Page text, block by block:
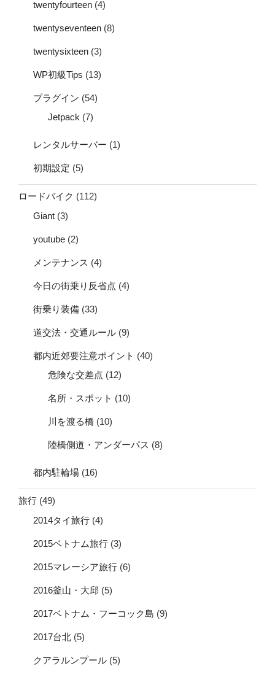
twentyfourteen (4)
twentyseventeen (8)
twentysixteen (3)
WP初級Tips (13)
プラグイン (54)
Jetpack (7)
レンタルサーバー (1)
初期設定 (5)
ロードバイク (112)
Giant (3)
youtube (2)
メンテナンス (4)
今日の街乗り反省点 (4)
街乗り装備 (33)
道交法・交通ルール (9)
都内近郊要注意ポイント (40)
危険な交差点 (12)
名所・スポット (10)
川を渡る橋 (10)
陸橋側道・アンダーパス (8)
都内駐輪場 (16)
旅行 (49)
2014タイ旅行 (4)
2015ベトナム旅行 (3)
2015マレーシア旅行 (6)
2016釜山・大邱 (5)
2017ベトナム・フーコック島 (9)
2017台北 (5)
クアラルンプール (5)